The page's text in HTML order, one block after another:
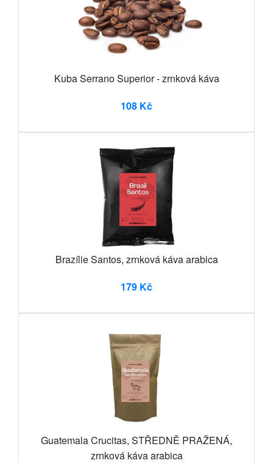
Kuba Serrano Superior - zrnková káva
108 Kč
Brazílie Santos, zrnková káva arabica
179 Kč
Guatemala Crucitas, STŘEDNĚ PRAŽENÁ,
zrnková káva arabica